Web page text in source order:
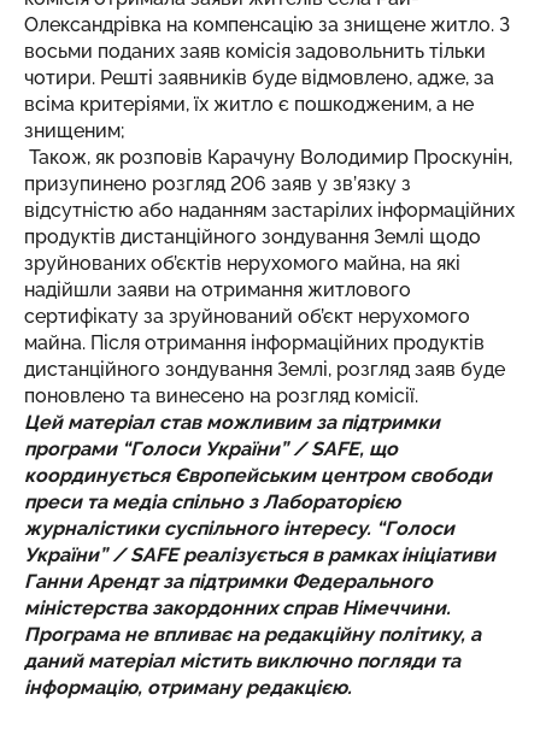
Олександрівка на компенсацію за знищене житло. З
восьми поданих заяв комісія задовольнить тільки
чотири. Решті заявників буде відмовлено, адже, за
всіма критеріями, їх житло є пошкодженим, а не
знищеним;
Також, як розповів Карачуну Володимир Проскунін,
призупинено розгляд 206 заяв у зв’язку з
відсутністю або наданням застарілих інформаційних
продуктів дистанційного зондування Землі щодо
зруйнованих об’єктів нерухомого майна, на які
надійшли заяви на отримання житлового
сертифікату за зруйнований об’єкт нерухомого
майна. Після отримання інформаційних продуктів
дистанційного зондування Землі, розгляд заяв буде
поновлено та винесено на розгляд комісії.
Цей матеріал став можливим за підтримки
програми “Голоси України” / SAFE, що
координується Європейським центром свободи
преси та медіа спільно з Лабораторією
журналістики суспільного інтересу. “Голоси
України” / SAFE реалізується в рамках ініціативи
Ганни Арендт за підтримки Федерального
міністерства закордонних справ Німеччини.
Програма не впливає на редакційну політику, а
даний матеріал містить виключно погляди та
інформацію, отриману редакцією.